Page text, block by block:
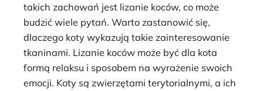
takich zachowań jest lizanie koców, co może
budzić wiele pytań. Warto zastanowić się,
dlaczego koty wykazują takie zainteresowanie
tkaninami. Lizanie koców może być dla kota
formą relaksu i sposobem na wyrażenie swoich
emocji. Koty są zwierzętami terytorialnymi, a ich